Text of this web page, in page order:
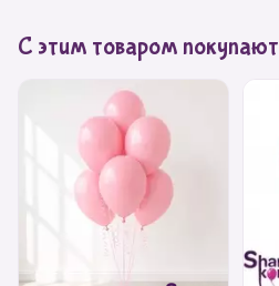
С этим товаром покупают